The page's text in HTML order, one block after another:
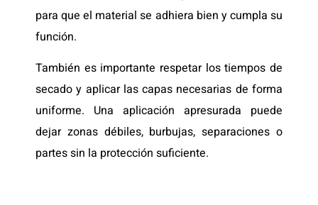
para que el material se adhiera bien y cumpla su
función.
También es importante respetar los tiempos de
secado y aplicar las capas necesarias de forma
uniforme. Una aplicación apresurada puede
dejar zonas débiles, burbujas, separaciones o
partes sin la protección suficiente.